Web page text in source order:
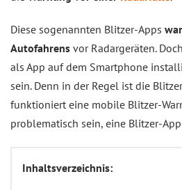
Diese sogenannten Blitzer-Apps
Autofahrens vor Radargeräten.
als App auf dem Smartphone
sein. Denn in der Regel ist die
funktioniert eine mobile Blitzer-
problematisch sein, eine Blitzer-
Inhaltsverzeichnis: